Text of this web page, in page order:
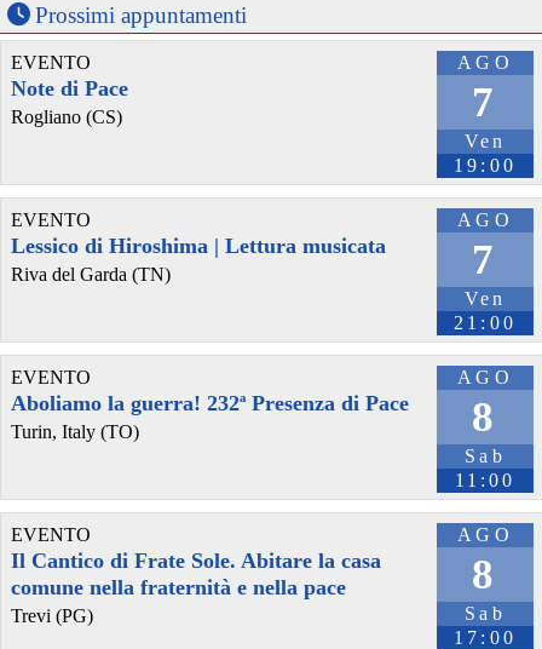
Prossimi appuntamenti
AGO
7
Ven
19:00
EVENTO
Note di Pace
Rogliano (CS)
AGO
7
Ven
21:00
EVENTO
Lessico di Hiroshima | Lettura musicata
Riva del Garda (TN)
AGO
8
Sab
11:00
EVENTO
Aboliamo la guerra! 232ª Presenza di Pace
Turin, Italy (TO)
AGO
8
Sab
17:00
EVENTO
Il Cantico di Frate Sole. Abitare la casa
comune nella fraternità e nella pace
Trevi (PG)